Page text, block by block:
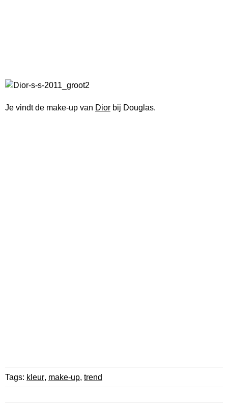
Je vindt de make-up van Dior bij Douglas.
Tags: kleur, make-up, trend